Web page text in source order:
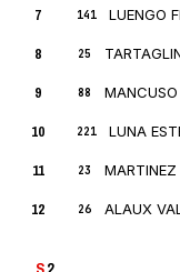
7 141 LUENGO
8 25
9 88 MANCUSO
10 221 LUNA
11 23 MARTINEZ
12 26 ALAUX